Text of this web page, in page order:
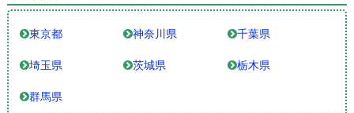
東京都 神奈川県 千葉県
埼玉県 茨城県 栃木県
群馬県